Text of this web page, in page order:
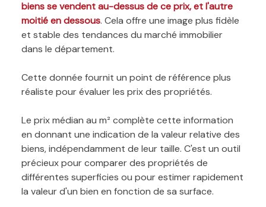
biens se vendent au-dessus de ce prix, et l'autre
moitié en dessous. Cela offre une image plus fidèle
et stable des tendances du marché immobilier
dans le département.
Cette donnée fournit un point de référence plus
réaliste pour évaluer les prix des propriétés.
Le prix médian au m² complète cette information
en donnant une indication de la valeur relative des
biens, indépendamment de leur taille. C'est un outil
précieux pour comparer des propriétés de
différentes superficies ou pour estimer rapidement
la valeur d'un bien en fonction de sa surface.